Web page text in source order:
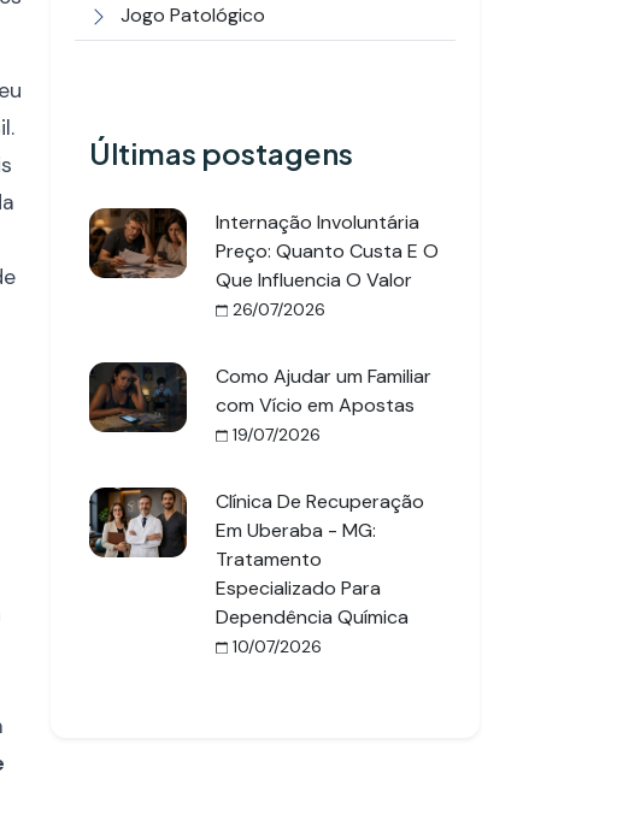
Jogo Patológico
Últimas postagens
Internação Involuntária
Preço: Quanto Custa E O
Que Influencia O Valor
26/07/2026
Como Ajudar um Familiar
com Vício em Apostas
19/07/2026
Clínica De Recuperação
Em Uberaba - MG:
Tratamento
Especializado Para
Dependência Química
10/07/2026